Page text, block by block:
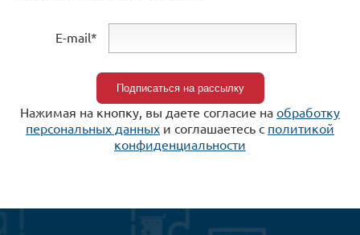
E-mail*
Нажимая на кнопку, вы даете согласие на обработку
персональных данных и соглашаетесь c политикой
конфиденциальности